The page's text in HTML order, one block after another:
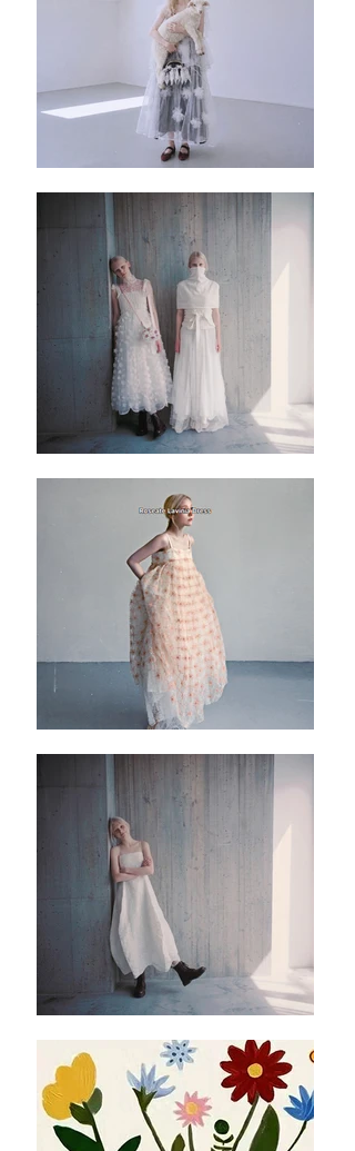
件小馬甲都好靚，增加層次感之外，仲可以
保守一點，適合一些不想胸前太暴露但又想
✿ ✿ ✿ ✿ ✿ ✿ ✿
✿